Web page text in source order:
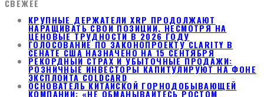
СВЕЖЕЕ
КРУПНЫЕ ДЕРЖАТЕЛИ XRP ПРОДОЛЖАЮТ
НАРАЩИВАТЬ СВОИ ПОЗИЦИИ, НЕСМОТРЯ НА
ЦЕНОВЫЕ ТРУДНОСТИ В 2026 ГОДУ
ГОЛОСОВАНИЕ ПО ЗАКОНОПРОЕКТУ CLARITY В
СЕНАТЕ США НАЗНАЧЕНО НА 15 СЕНТЯБРЯ
РЕКОРДНЫЙ СТРАХ И УБЫТОЧНЫЕ ПРОДАЖИ:
РОЗНИЧНЫЕ ИНВЕСТОРЫ КАПИТУЛИРУЮТ НА ФОНЕ
ЭКСПЛОЙТА COLDCARD
ОСНОВАТЕЛЬ КИТАЙСКОЙ ГОРНОДОБЫВАЮЩЕЙ
КОМПАНИИ: «НЕ ОБМАНЫВАЙТЕСЬ РОСТОМ